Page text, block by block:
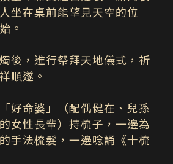
坐在桌前能望見天空的位
。
後，進行祭拜天地儀式，祈
順遂。
好命婆」（配偶健在、兒孫
女性長輩）持梳子，一邊為
手法梳髮，一邊唸誦《十梳